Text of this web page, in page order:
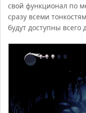
свой функционал по
сразу всеми
будут доступны